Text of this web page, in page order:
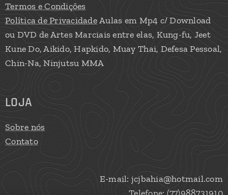
Termos e Condições
Política de PrivacidadeAulas em Mp4 c/ Download
ou DVD de Artes Marciais entre elas, Kung-fu, Jeet
Kune Do, Aikido, Hapkido, Muay Thai, Defesa Pessoal,
Chin-Na, Ninjutsu MMA
LOJA
Sobre nós
Contato
E-mail: jcjbahia@hotmail.com